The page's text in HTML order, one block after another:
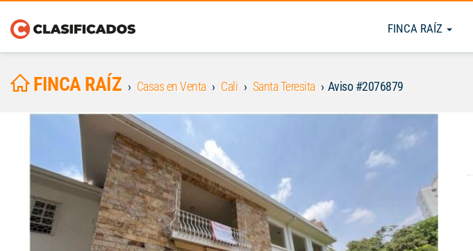
FINCA RAÍZ
FINCA RAÍZ Casas en Venta Cali Santa Teresita Aviso #2076879